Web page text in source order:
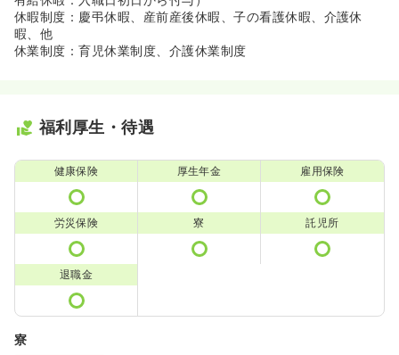
休暇制度：慶弔休暇、産前産後休暇、子の看護休暇、介護休
暇、他
休業制度：育児休業制度、介護休業制度
福利厚生・待遇
健康保険 厚生年金 雇用保険
労災保険 寮 託児所
退職金
寮